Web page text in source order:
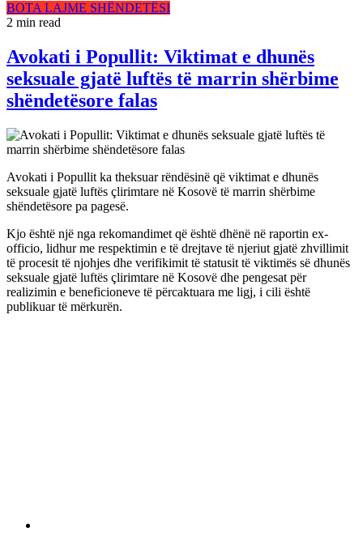
BOTA LAJME SHËNDETËSI
2 min read
Avokati i Popullit: Viktimat e dhunës
seksuale gjatë luftës të marrin shërbime
shëndetësore falas
Avokati i Popullit ka theksuar rëndësinë që viktimat e dhunës
seksuale gjatë luftës çlirimtare në Kosovë të marrin shërbime
shëndetësore pa pagesë.
Kjo është një nga rekomandimet që është dhënë në raportin ex-
officio, lidhur me respektimin e të drejtave të njeriut gjatë zhvillimit
të procesit të njohjes dhe verifikimit të statusit të viktimës së dhunës
seksuale gjatë luftës çlirimtare në Kosovë dhe pengesat për
realizimin e beneficioneve të përcaktuara me ligj, i cili është
publikuar të mërkurën.